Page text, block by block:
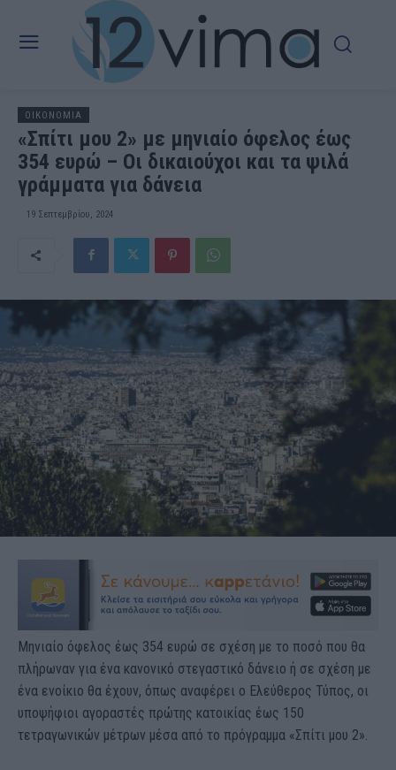
OIKONOMIA
«Σπίτι μου 2» με μηνιαίο όφελος έως
354 ευρώ – Οι δικαιούχοι και τα ψιλά
γράμματα για δάνεια
19 Σεπτεμβρίου, 2024
Μηνιαίο όφελος έως 354 ευρώ σε σχέση με το ποσό που θα
πλήρωναν για ένα κανονικό στεγαστικό δάνειο ή σε σχέση με
ένα ενοίκιο θα έχουν, όπως αναφέρει ο Ελεύθερος Τύπος, οι
υποψήφιοι αγοραστές πρώτης κατοικίας έως 150
τετραγωνικών μέτρων μέσα από το πρόγραμμα «Σπίτι μου 2».